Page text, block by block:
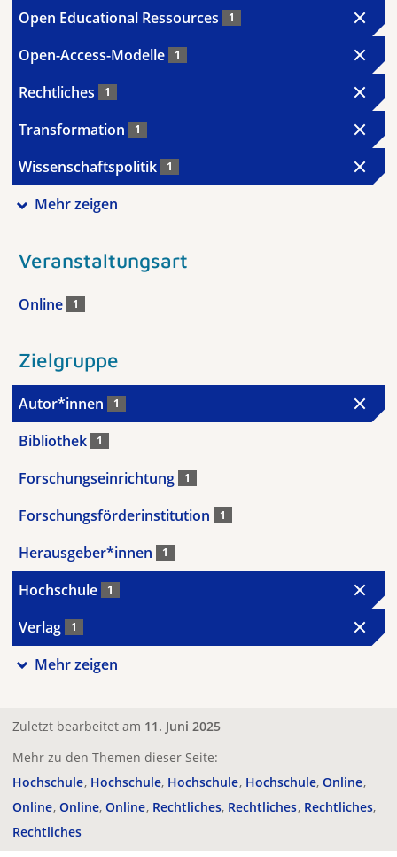
Open Educational Ressources 1
Open-Access-Modelle 1
Rechtliches 1
Transformation 1
Wissenschaftspolitik 1
Mehr zeigen
Veranstaltungsart
Online 1
Zielgruppe
Autor*innen 1
Bibliothek 1
Forschungseinrichtung 1
Forschungsförderinstitution 1
Herausgeber*innen 1
Hochschule 1
Verlag 1
Mehr zeigen
Zuletzt bearbeitet am 11. Juni 2025
Mehr zu den Themen dieser Seite:
Hochschule Hochschule Hochschule Hochschule Online
Online Online Online Rechtliches Rechtliches Rechtliches
Rechtliches